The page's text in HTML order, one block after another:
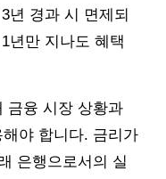
년 경과 시 면제되
년만 지나도 혜택
금융 시장 상황과
야 합니다. 금리가
은행으로서의 실